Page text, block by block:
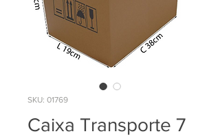
SKU: 01769
Caixa Transporte 7